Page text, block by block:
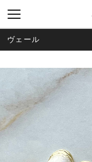
MENU : WEDDING NAIL
ヴェール